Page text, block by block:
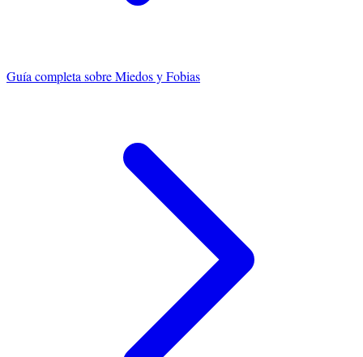
Guía completa sobreMiedos y Fobias